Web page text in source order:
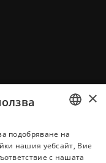
BULGARIAN
ENGLISH
×
подобряване на
нашия уебсайт, Вие
с нашата